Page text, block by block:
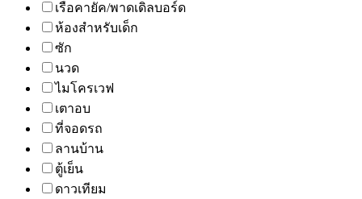
เรือคายัค/พาดเดิลบอร์ด
ห้องสำหรับเด็ก
ซัก
นวด
ไมโครเวฟ
เตาอบ
ที่จอดรถ
ลานบ้าน
ตู้เย็น
ดาวเทียม